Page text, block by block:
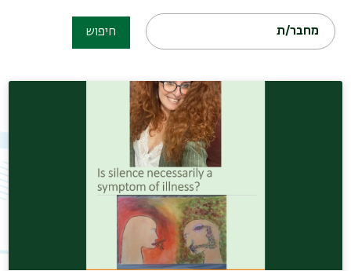
מחבר/ת חיפוש